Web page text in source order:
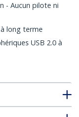
- Aucun pilote ni
long terme
USB 2.0 à